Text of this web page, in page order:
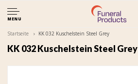
MENU
Startseite KK 032 Kuschelstein Steel Grey
KK 032 Kuschelstein Steel Grey